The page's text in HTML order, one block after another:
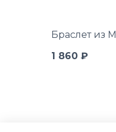
Браслет из
1 860 ₽